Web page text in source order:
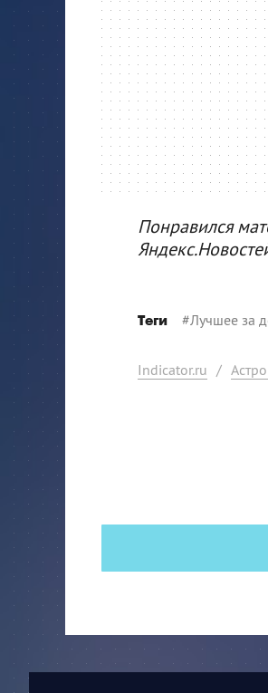
Понравился
Теги #Лучшее за
Indicator.ru /